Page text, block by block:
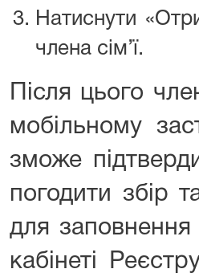
Натиснути
члена сім’ї.
Після цього
мобільному
зможе
погодити збір
для
кабінеті